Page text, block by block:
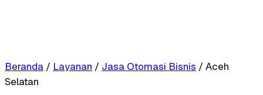
Beranda / Layanan / Jasa Otomasi Bisnis / Aceh
Selatan